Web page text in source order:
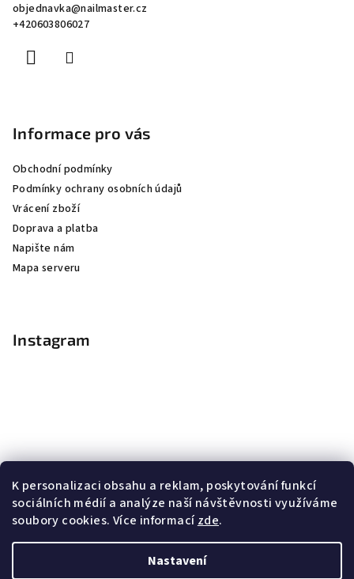
K personalizaci obsahu a reklam, poskytování funkcí
sociálních médií a analýze naší návštěvnosti využíváme
soubory cookies. Více informacízde.
Nastavení
objednavka@nailmaster.cz
+420603806027
Informace pro vás
Obchodní podmínky
Podmínky ochrany osobních údajů
Vrácení zboží
Doprava a platba
Napište nám
Mapa serveru
Instagram
Sledovat na Instagramu